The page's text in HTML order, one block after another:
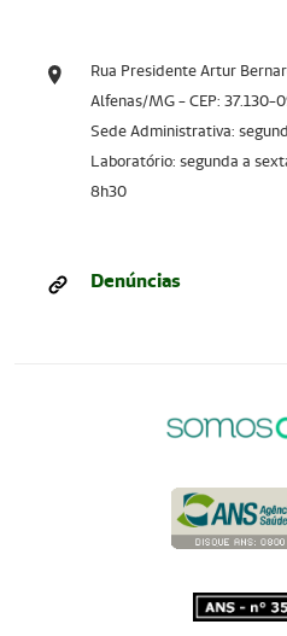
Rua Presidente Artur
Alfenas/MG - CEP: 37.130-
Sede Administrativa:
Laboratório: segunda a
8h30
Denúncias